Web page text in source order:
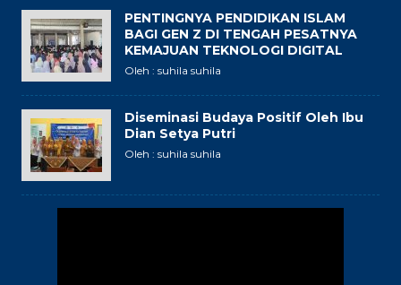
PENTINGNYA PENDIDIKAN ISLAM
BAGI GEN Z DI TENGAH PESATNYA
KEMAJUAN TEKNOLOGI DIGITAL
Oleh : suhila suhila
Diseminasi Budaya Positif Oleh Ibu
Dian Setya Putri
Oleh : suhila suhila